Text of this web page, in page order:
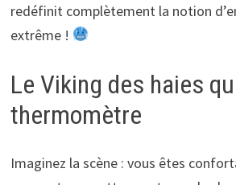
redéfinit complètement la notion
extrême !
Le Viking des haies
thermomètre
Imaginez la scène : vous êtes